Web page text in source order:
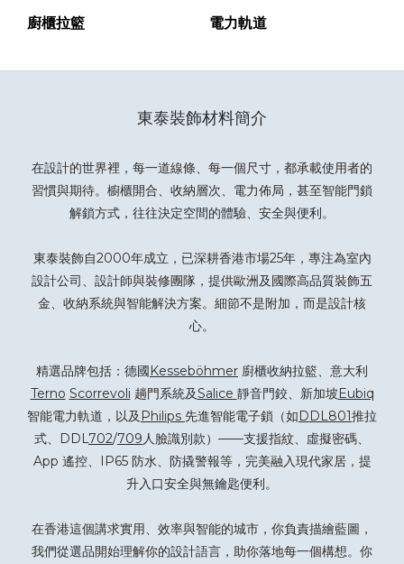
廚櫃拉籃 電力軌道
東泰裝飾材料簡介
在設計的世界裡，每一道線條、每一個尺寸，都承載使用者的
習慣與期待。櫥櫃開合、收納層次、電力佈局，甚至智能門鎖
解鎖方式，往往決定空間的體驗、安全與便利。
東泰裝飾自2000年成立，已深耕香港市場25年，專注為室內
設計公司、設計師與裝修團隊，提供歐洲及國際高品質裝飾五
金、收納系統與智能解決方案。細節不是附加，而是設計核
心。
精選品牌包括：德國Kesseböhmer 廚櫃收納拉籃、意大利
Terno Scorrevoli 趟門系統及Salice 靜音門鉸、新加坡Eubiq
智能電力軌道，以及 Philips 先進智能電子鎖（如DDL801推拉
式、DDL702/709人臉識別款）——支援指紋、虛擬密碼、
App 遙控、IP65 防水、防撬警報等，完美融入現代家居，提
升入口安全與無鑰匙便利。
在香港這個講求實用、效率與智能的城市，你負責描繪藍圖，
我們從選品開始理解你的設計語言，助你落地每一個構想。你